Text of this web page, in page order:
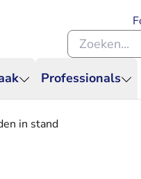
Professionals
Zoeken binnen
in stand